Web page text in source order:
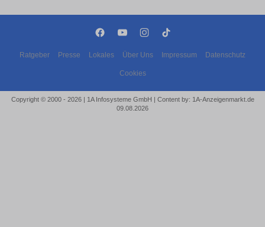
Ratgeber Presse Lokales Über Uns Impressum Datenschutz
Cookies
Copyright © 2000 - 2026 | 1A Infosysteme GmbH | Content by: 1A-Anzeigenmarkt.de
09.08.2026